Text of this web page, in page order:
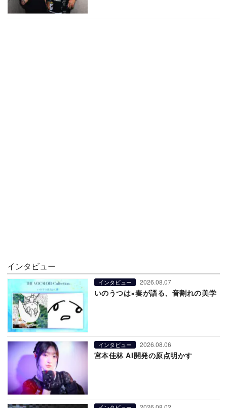
インタビュー
インタビュー 2026.08.07
いのうつは×奏が語る、音割れの美学
インタビュー 2026.08.06
宮本佳林 AI開発の原点明かす